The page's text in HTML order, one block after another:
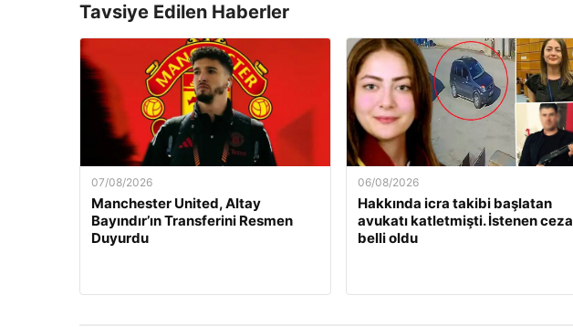
Tavsiye Edilen Haberler
07/08/2026
Manchester United, Altay
Bayındır’ın Transferini Resmen
Duyurdu
06/08/2026
Hakkında icra takibi başlatan
avukatı katletmişti. İstenen ceza
belli oldu